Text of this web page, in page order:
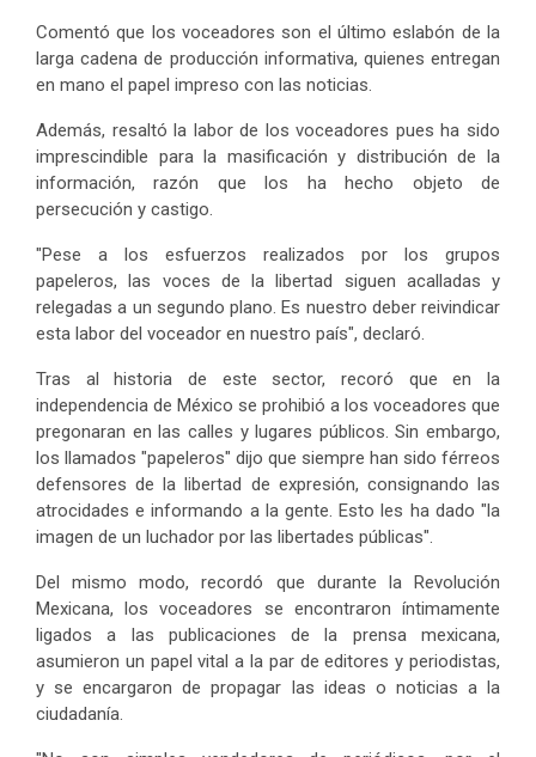
Comentó que los voceadores son el último eslabón de la
larga cadena de producción informativa, quienes entregan
en mano el papel impreso con las noticias.
Además, resaltó la labor de los voceadores pues ha sido
imprescindible para la masificación y distribución de la
información, razón que los ha hecho objeto de
persecución y castigo.
"Pese a los esfuerzos realizados por los grupos
papeleros, las voces de la libertad siguen acalladas y
relegadas a un segundo plano. Es nuestro deber reivindicar
esta labor del voceador en nuestro país", declaró.
Tras al historia de este sector, recoró que en la
independencia de México se prohibió a los voceadores que
pregonaran en las calles y lugares públicos. Sin embargo,
los llamados "papeleros" dijo que siempre han sido férreos
defensores de la libertad de expresión, consignando las
atrocidades e informando a la gente. Esto les ha dado "la
imagen de un luchador por las libertades públicas".
Del mismo modo, recordó que durante la Revolución
Mexicana, los voceadores se encontraron íntimamente
ligados a las publicaciones de la prensa mexicana,
asumieron un papel vital a la par de editores y periodistas,
y se encargaron de propagar las ideas o noticias a la
ciudadanía.